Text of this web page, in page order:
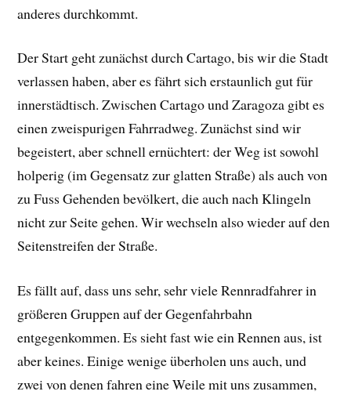
anderes durchkommt.
Der Start geht zunächst durch Cartago, bis wir die Stadt
verlassen haben, aber es fährt sich erstaunlich gut für
innerstädtisch. Zwischen Cartago und Zaragoza gibt es
einen zweispurigen Fahrradweg. Zunächst sind wir
begeistert, aber schnell ernüchtert: der Weg ist sowohl
holperig (im Gegensatz zur glatten Straße) als auch von
zu Fuss Gehenden bevölkert, die auch nach Klingeln
nicht zur Seite gehen. Wir wechseln also wieder auf den
Seitenstreifen der Straße.
Es fällt auf, dass uns sehr, sehr viele Rennradfahrer in
größeren Gruppen auf der Gegenfahrbahn
entgegenkommen. Es sieht fast wie ein Rennen aus, ist
aber keines. Einige wenige überholen uns auch, und
zwei von denen fahren eine Weile mit uns zusammen,